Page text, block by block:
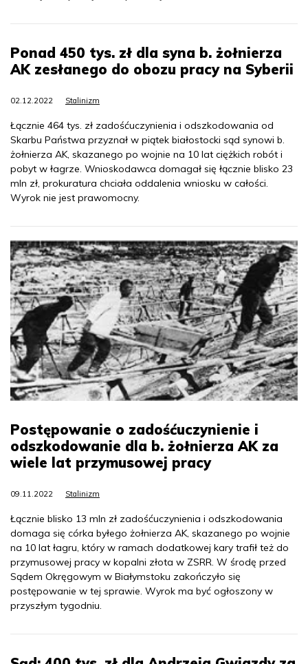
Ponad 450 tys. zł dla syna b. żołnierza
AK zesłanego do obozu pracy na Syberii
02.12.2022 Stalinizm
Łącznie 464 tys. zł zadośćuczynienia i odszkodowania od
Skarbu Państwa przyznał w piątek białostocki sąd synowi b.
żołnierza AK, skazanego po wojnie na 10 lat ciężkich robót i
pobyt w łagrze. Wnioskodawca domagał się łącznie blisko 23
mln zł, prokuratura chciała oddalenia wniosku w całości.
Wyrok nie jest prawomocny.
Postępowanie o zadośćuczynienie i
odszkodowanie dla b. żołnierza AK za
wiele lat przymusowej pracy
09.11.2022 Stalinizm
Łącznie blisko 13 mln zł zadośćuczynienia i odszkodowania
domaga się córka byłego żołnierza AK, skazanego po wojnie
na 10 lat łagru, który w ramach dodatkowej kary trafił też do
przymusowej pracy w kopalni złota w ZSRR. W środę przed
Sądem Okręgowym w Białymstoku zakończyło się
postępowanie w tej sprawie. Wyrok ma być ogłoszony w
przyszłym tygodniu.